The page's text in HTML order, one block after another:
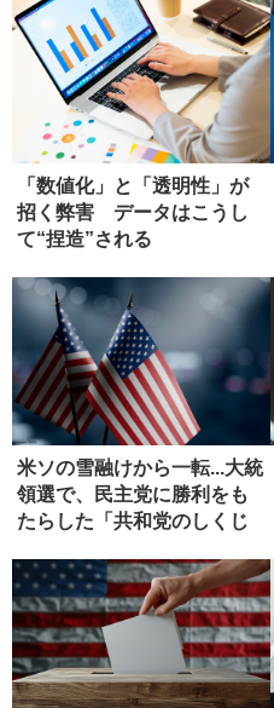
「数値化」と「透明性」が
招く弊害 データはこうし
て“捏造”される
米ソの雪融けから一転...大統
領選で、民主党に勝利をも
たらした「共和党のしくじ